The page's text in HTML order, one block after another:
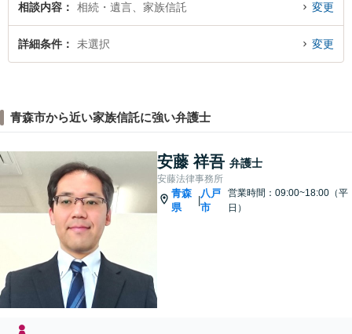
相談内容 相続・遺言、家族信託 変更
詳細条件 未選択 変更
青森市から近い家族信託に強い弁護士
安藤 祥吾 弁護士
安藤法律事務所
青森
県
|
八戸
市
営業時間：09:00~18:00（平
日）